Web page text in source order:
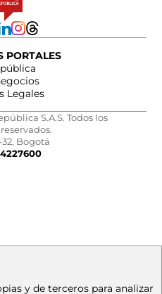
PORTALES
Legales
S.A.S. Todos los
32, Bogotá
4227600
y de terceros para analizar